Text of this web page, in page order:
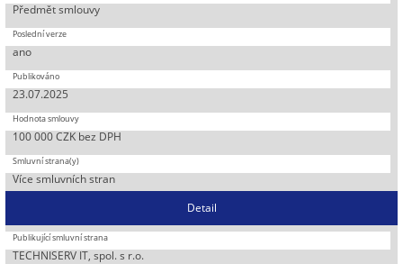
Předmět smlouvy
ano
23.07.2025
100 000 CZK bez DPH
Více smluvních stran
Detail
TECHNISERV IT, spol. s r.o.